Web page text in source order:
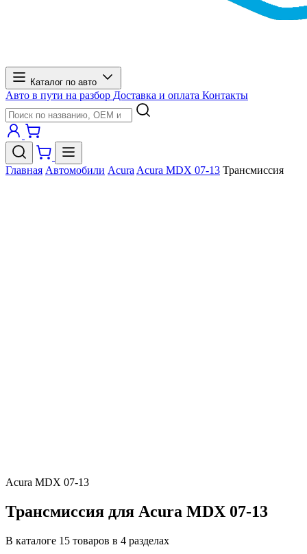
Каталог по авто
Авто в пути на разбор Доставка и оплата Контакты
Главная Автомобили Acura Acura MDX 07-13 Трансмиссия
Acura MDX 07-13
Трансмиссия для Acura MDX 07-13
В каталоге 15 товаров в 4 разделах